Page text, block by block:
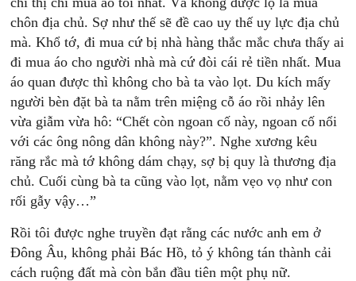
chôn địa chủ. Sợ như thế sẽ đề cao uy thế uy lực địa chủ
mà. Khổ tớ, đi mua cứ bị nhà hàng thắc mắc chưa thấy ai
đi mua áo cho người nhà mà cứ đòi cái rẻ tiền nhất. Mua
áo quan được thì không cho bà ta vào lọt. Du kích mấy
người bèn đặt bà ta nằm trên miệng cỗ áo rồi nhảy lên
vừa giẫm vừa hô: “Chết còn ngoan cố này, ngoan cố nổi
với các ông nông dân không này?”. Nghe xương kêu
răng rắc mà tớ không dám chạy, sợ bị quy là thương địa
chủ. Cuối cùng bà ta cũng vào lọt, nằm vẹo vọ như con
rối gẫy vậy…”
Rồi tôi được nghe truyền đạt rằng các nước anh em ở
Đông Âu, không phải Bác Hồ, tỏ ý không tán thành cải
cách ruộng đất mà còn bắn đầu tiên một phụ nữ.